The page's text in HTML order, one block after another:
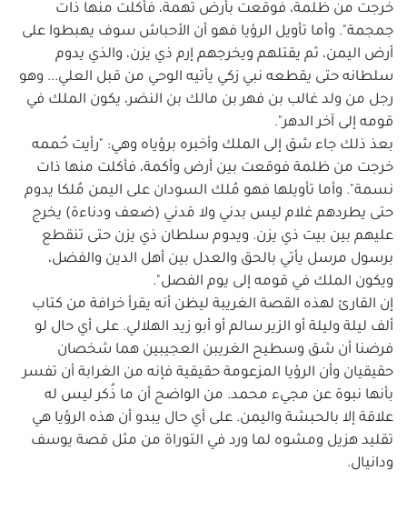
خرجت من ظلمة، فوقعت بأرض تهمة، فأكلت منها ذات
جمجمة". وأما تأويل الرؤيا فهو أن الأحباش سوف يهبطوا على
أرض اليمن، ثم يقتلهم ويخرجهم إرم ذي يزن، والذي يدوم
سلطانه حتى يقطعه نبي زكي يأتيه الوحي من قبل العلي... وهو
رجل من ولد غالب بن فهر بن مالك بن النضر، يكون الملك في
قومه إلى آخر الدهر".
بعذ ذلك جاء شق إلى الملك وأخبره برؤياه وهي: "رأيت حُممه
خرجت من ظلمة فوقعت بين أرض وأكمة، فأكلت منها ذات
نسمة". وأما تأويلها فهو مُلك السودان على اليمن مُلكا يدوم
حتى يطردهم غلام ليس بدني ولا مَدني (ضعف ودناءة) يخرج
عليهم بين بيت ذي يزن. ويدوم سلطان ذي يزن حتى تنقطع
برسول مرسل يأتي بالحق والعدل بين أهل الدين والفضل،
ويكون الملك في قومه إلى يوم الفصل".
إن القارئ لهذه القصة الغريبة ليظن أنه يقرأ خرافة من كتاب
ألف ليلة وليلة أو الزير سالم أو أبو زيد الهلالي. على أي حال لو
فرضنا أن شق وسطيح الغريبن العجيبين هما شخصان
حقيقيان وأن الرؤيا المزعومة حقيقية فإنه من الغرابة أن تفسر
بأنها نبوة عن مجيء محمد. من الواضح أن ما ذُكر ليس له
علاقة إلا بالحبشة واليمن. على أي حال يبدو أن هذه الرؤيا هي
تقليد هزيل ومشوه لما ورد في التوراة من مثل قصة يوسف
ودانيال.